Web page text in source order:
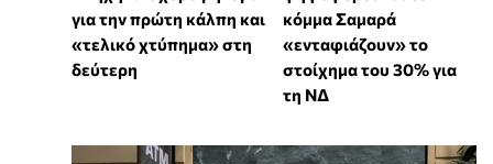
για την πρώτη κάλπη και
«τελικό χτύπημα» στη
δεύτερη
κόμμα Σαμαρά
«ενταφιάζουν» το
στοίχημα του 30% για
τη ΝΔ